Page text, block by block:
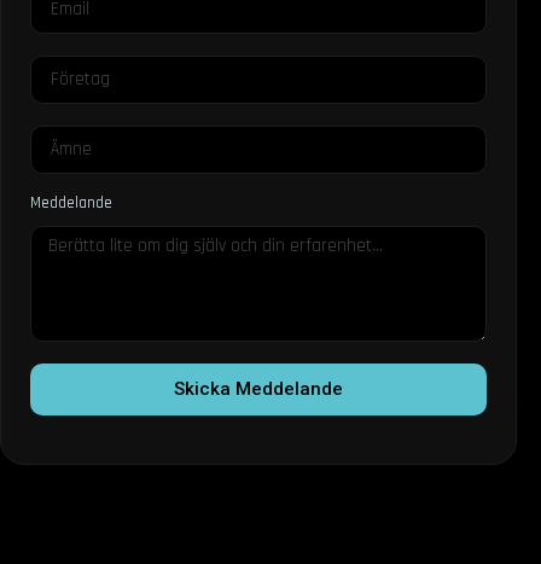
Meddelande
Skicka Meddelande